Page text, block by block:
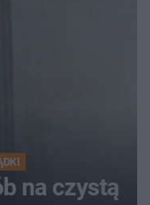
na czystą